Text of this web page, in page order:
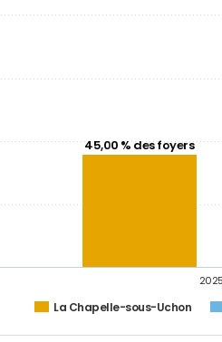
45,00 % des foyers
La Chapelle-sous-Uchon
2025